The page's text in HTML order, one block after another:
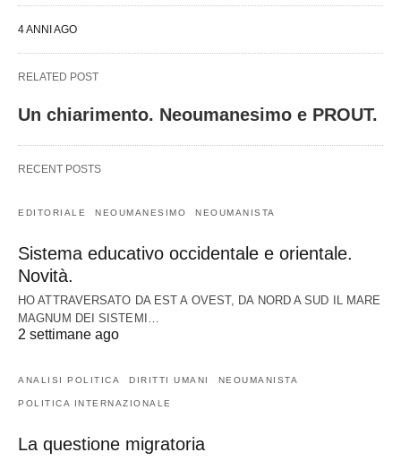
4 ANNI AGO
RELATED POST
Un chiarimento. Neoumanesimo e PROUT.
RECENT POSTS
EDITORIALE NEOUMANESIMO NEOUMANISTA
Sistema educativo occidentale e orientale.
Novità.
HO ATTRAVERSATO DA EST A OVEST, DA NORD A SUD IL MARE
MAGNUM DEI SISTEMI…
2 settimane ago
ANALISI POLITICA DIRITTI UMANI NEOUMANISTA
POLITICA INTERNAZIONALE
La questione migratoria